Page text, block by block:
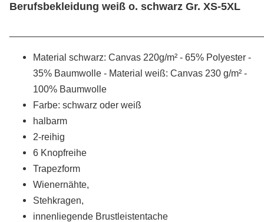
Berufsbekleidung weiß o. schwarz Gr. XS-5XL
Material schwarz: Canvas 220g/m² - 65% Polyester -
35% Baumwolle - Material weiß: Canvas 230 g/m² -
100% Baumwolle
Farbe: schwarz oder weiß
halbarm
2-reihig
6 Knopfreihe
Trapezform
Wienernähte,
Stehkragen,
innenliegende Brustleistentache